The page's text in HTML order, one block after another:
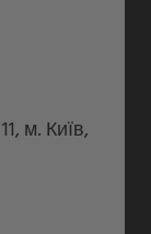
м. Київ,